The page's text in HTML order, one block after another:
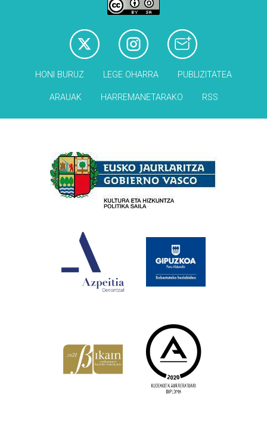
HONI BURUZ LEGE OHARRA PUBLIZITATEA
ARAUAK HARREMANETARAKO RSS